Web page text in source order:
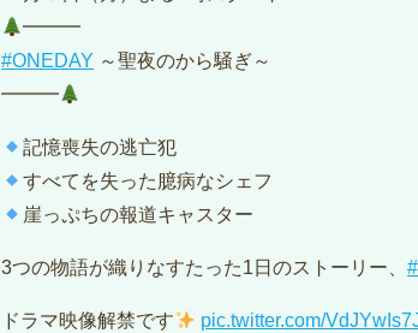
━━━
#ONEDAY ～聖夜のから騒ぎ～
━━━
記憶喪失の逃亡犯
すべてを失った臆病なシェフ
崖っぷちの報道キャスター
3つの物語が織りなすたった1日のストーリー、
ドラマ映像解禁です pic.twitter.com/